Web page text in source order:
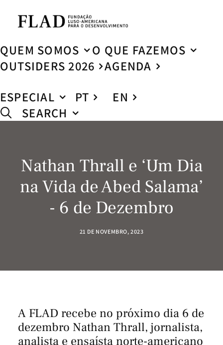
QUEM SOMOS
O QUE FAZEMOS
OUTSIDERS 2026
AGENDA
ESPECIAL
PT
EN
SEARCH
Nathan Thrall e ‘Um Dia
na Vida de Abed Salama’
- 6 de Dezembro
21 DE NOVEMBRO, 2023
A FLAD recebe no próximo dia 6 de
dezembro Nathan Thrall, jornalista,
analista e ensaísta norte-americano